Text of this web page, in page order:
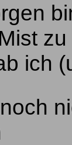
ich